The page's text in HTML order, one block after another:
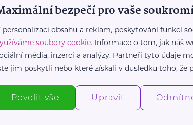
najdete vždy
a
pobocky-a-
Allianz
Plk. B. Petroviče
Na našich
profesionála,
pomůže.
https://
bezpečí pro vaše
personalizaci obsahu a reklam, poskytování funkcí
soubory cookie. Informace o tom, jak náš
média, inzerci a analýzy. Partneři tyto údaje
jim poskytli nebo které získali v důsledku toho, že
Povolit vše Upravit